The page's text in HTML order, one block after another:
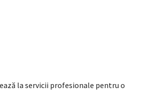
la servicii profesionale pentru o